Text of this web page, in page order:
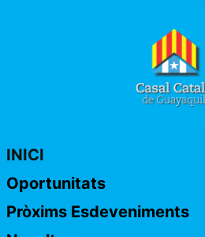
INICI
Oportunitats
Pròxims Esdeveniments